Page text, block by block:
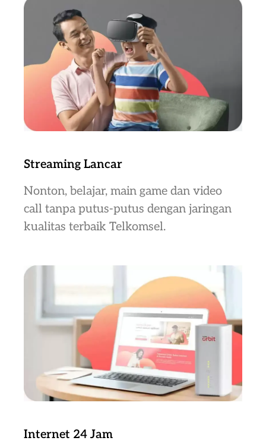
Streaming Lancar
Nonton, belajar, main game dan video
call tanpa putus-putus dengan jaringan
kualitas terbaik Telkomsel.
Internet 24 Jam